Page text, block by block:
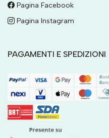
Pagina Facebook
Pagina Instagram
PAGAMENTI E SPEDIZIONI